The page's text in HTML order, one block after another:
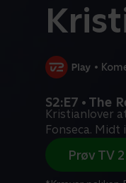
•
S2:E7 • The
Kristianlover
Fonseca.
Prøv TV